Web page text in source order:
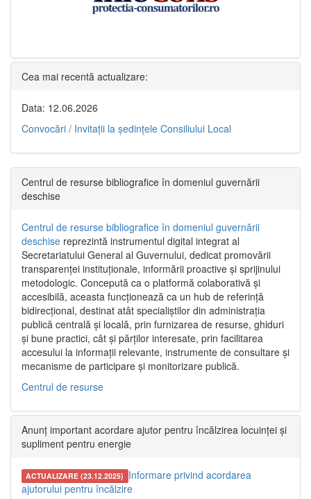
Cea mai recentă actualizare:
Data: 12.06.2026
Convocări / Invitaţii la şedinţele Consiliului Local
Centrul de resurse bibliografice în domeniul guvernării
deschise
Centrul de resurse bibliografice în domeniul guvernării
deschise reprezintă instrumentul digital integrat al
Secretariatului General al Guvernului, dedicat promovării
transparenței instituționale, informării proactive și sprijinului
metodologic. Concepută ca o platformă colaborativă și
accesibilă, aceasta funcționează ca un hub de referință
bidirecțional, destinat atât specialiștilor din administrația
publică centrală și locală, prin furnizarea de resurse, ghiduri
și bune practici, cât și părților interesate, prin facilitarea
accesului la informații relevante, instrumente de consultare și
mecanisme de participare și monitorizare publică.
Centrul de resurse
Anunț important acordare ajutor pentru încălzirea locuinței și
supliment pentru energie
ACTUALIZARE (23.12.2025) Informare privind acordarea
ajutorului pentru încălzire